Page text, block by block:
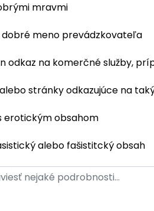
mravmi
dobré meno prevádzkovateľa
odkaz na komerčné služby,
stránky odkazujúce na
erotickým obsahom
alebo fašistitcký obsah